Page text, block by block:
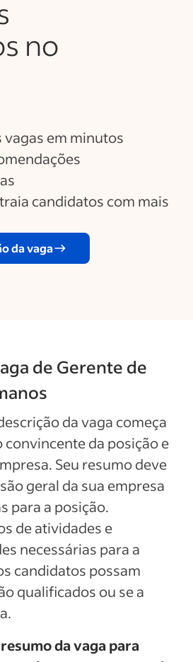
no
vagas em minutos
candidatos com mais
da vaga
de Gerente de
da vaga começa
convincente da posição e
Seu resumo deve
geral da sua empresa
para a posição.
de atividades e
necessárias para a
candidatos possam
qualificados ou se a
da vaga para